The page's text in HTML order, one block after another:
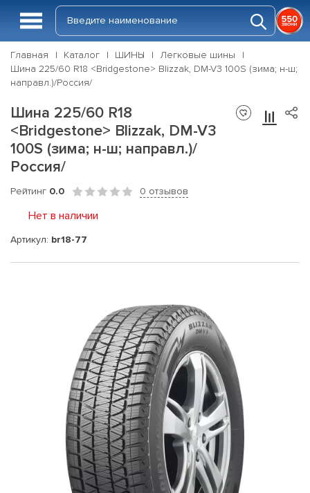
Главная Каталог ШИНЫ
Легковые шины
Шина 225/60 R18 <Bridgestone> Blizzak, DM-V3 100S (зима; н-ш;
направл.)/Россия/
Шина 225/60 R18
<Bridgestone> Blizzak, DM-V3
100S (зима; н-ш; направл.)/
Россия/
Рейтинг 0.0 0 отзывов
Нет в наличии
Артикул: br18-77